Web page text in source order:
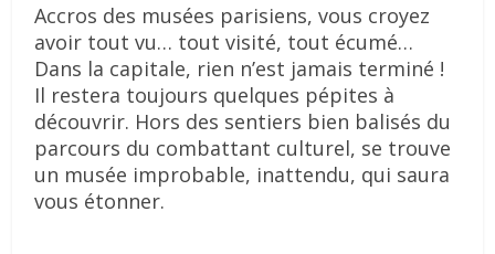
Accros des musées parisiens, vous croyez
avoir tout vu… tout visité, tout écumé…
Dans la capitale, rien n’est jamais terminé !
Il restera toujours quelques pépites à
découvrir. Hors des sentiers bien balisés du
parcours du combattant culturel, se trouve
un musée improbable, inattendu, qui saura
vous étonner.